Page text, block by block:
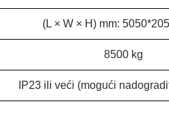
(L × W × H) mm:
8500 kg
IP23 ili veći (mogući